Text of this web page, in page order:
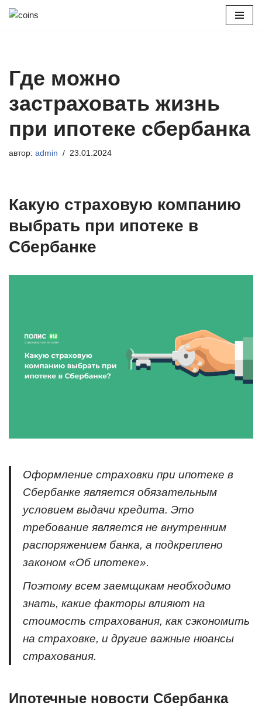
Где можно
застраховать жизнь
при ипотеке сбербанка
автор: admin 23.01.2024
Какую страховую компанию
выбрать при ипотеке в
Сбербанке
Оформление страховки при ипотеке в
Сбербанке является обязательным
условием выдачи кредита. Это
требование является не внутренним
распоряжением банка, а подкреплено
законом «Об ипотеке».
Поэтому всем заемщикам необходимо
знать, какие факторы влияют на
стоимость страхования, как сэкономить
на страховке, и другие важные нюансы
страхования.
Ипотечные новости Сбербанка